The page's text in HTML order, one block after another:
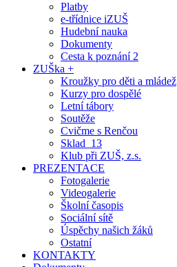
Platby
e-třídnice iZUŠ
Hudební nauka
Dokumenty
Cesta k poznání 2
ZUŠka +
Kroužky pro děti a mládež
Kurzy pro dospělé
Letní tábory
Soutěže
Cvičme s Renčou
Sklad_13
Klub při ZUŠ, z.s.
PREZENTACE
Fotogalerie
Videogalerie
Školní časopis
Sociální sítě
Úspěchy našich žáků
Ostatní
KONTAKTY